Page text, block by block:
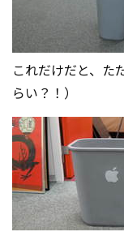
これだけだと、た
らい？！）